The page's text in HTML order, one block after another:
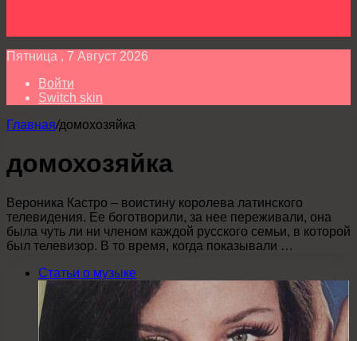
Пятница , 7 Август 2026
Войти
Switch skin
Главная/домохозяйка
домохозяйка
Вероника Кастро – воистину королева латинского
телевидения. Ее боготворили, за нее переживали, она
была чуть ли ни членом каждой русского семьи, в которой
был телевизор. В то время, когда показывали …
Статьи о музыке